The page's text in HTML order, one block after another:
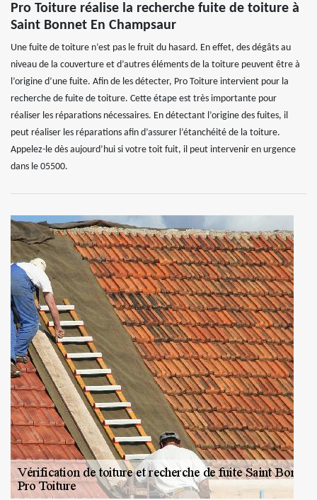
Pro Toiture réalise la recherche fuite de toiture à
Saint Bonnet En Champsaur
Une fuite de toiture n’est pas le fruit du hasard. En effet, des dégâts au
niveau de la couverture et d’autres éléments de la toiture peuvent être à
l’origine d’une fuite. Afin de les détecter, Pro Toiture intervient pour la
recherche de fuite de toiture. Cette étape est très importante pour
réaliser les réparations nécessaires. En détectant l’origine des fuites, il
peut réaliser les réparations afin d’assurer l’étanchéité de la toiture.
Appelez-le dès aujourd’hui si votre toit fuit, il peut intervenir en urgence
dans le 05500.